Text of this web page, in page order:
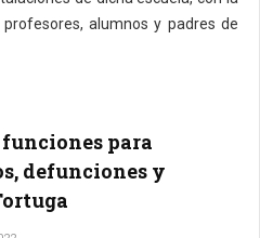
alumnos y padres de
para
defunciones y